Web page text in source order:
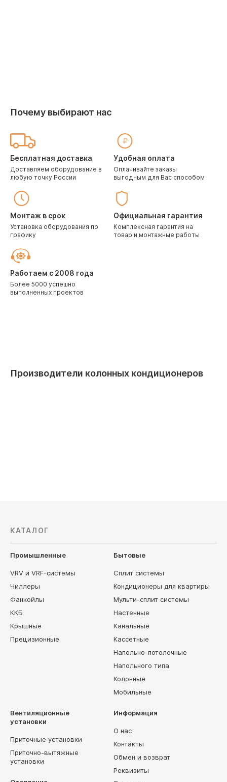
Почему выбирают нас
Бесплатная доставка
Доставляем оборудование в
любую точку России
Удобная оплата
Оплачивайте заказы
выгодным для Вас способом
Монтаж в срок
Установка оборудования по
графику
Официальная гарантия
Комплексная гарантия на
товар и монтажные работы
Работаем с 2008 года
Более 5000 успешно
выполненных проектов
Производители колонных кондиционеров
КАТАЛОГ
Промышленные
VRV и VRF-системы
Чиллеры
Фанкойлы
ККБ
Крышные
Прецизионные
Бытовые
Сплит системы
Кондиционеры для квартиры
Мульти-сплит системы
Настенные
Канальные
Кассетные
Напольно-потолочные
Напольного типа
Колонные
Мобильные
Вентиляционные
установки
Приточные установки
Приточно-вытяжные
установки
Информация
О нас
Контакты
Обмен и возврат
Реквизиты